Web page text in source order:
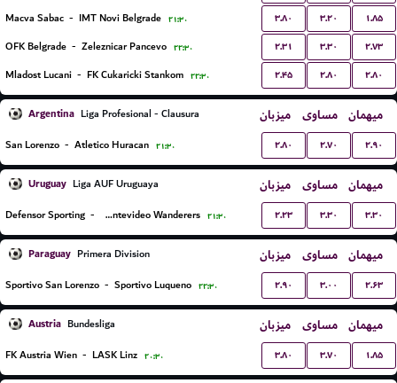
Macva Sabac - IMT Novi Belgrade ۲۱:۳۰ ۳.۸۰ ۳.۲۰ ۱.۸۵
OFK Belgrade - Zeleznicar Pancevo ۲۲:۳۰ ۲.۳۱ ۳.۳۰ ۲.۷۳
Mladost Lucani - FK Cukaricki Stankom ۲۲:۳۰ ۲.۴۵ ۲.۸۰ ۲.۸۰
Argentina Liga Profesional - Clausura میزبان مساوی میهمان
San Lorenzo - Atletico Huracan ۲۱:۳۰ ۲.۸۰ ۲.۷۰ ۲.۹۰
Uruguay Liga AUF Uruguaya میزبان مساوی میهمان
Defensor Sporting - Montevideo Wanderers ۲۱:۳۰ ۲.۲۳ ۳.۳۰ ۳.۳۰
Paraguay Primera Division میزبان مساوی میهمان
Sportivo San Lorenzo - Sportivo Luqueno ۲۲:۳۰ ۲.۹۰ ۳.۰۰ ۲.۶۳
Austria Bundesliga میزبان مساوی میهمان
FK Austria Wien - LASK Linz ۲۰:۳۰ ۳.۸۰ ۳.۷۰ ۱.۸۵